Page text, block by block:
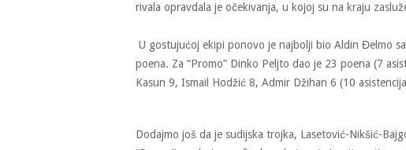
rivala opravdala je očekivanja, u kojoj su na kraju
U gostujućoj ekipi ponovo je najbolji bio Aldin Đelmo
poena. Za “Promo” Dinko Peljto dao je 23 poena (7
Kasun 9, Ismail Hodžić 8, Admir Džihan 6 (10
Dodajmo još da je sudijska trojka, Lasetović-Nikšić-